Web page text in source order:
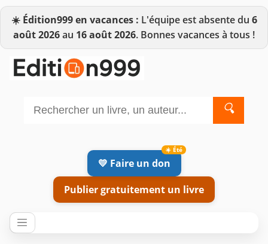
☀️ Édition999 en vacances : L'équipe est absente du 6
août 2026au 16 août 2026. Bonnes vacances à tous !
🔍
💛 Faire un don
Publier gratuitement un livre